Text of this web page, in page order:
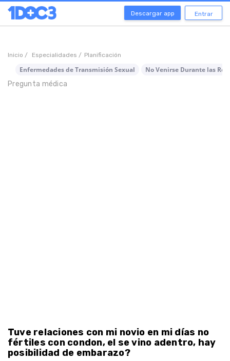
Descargar app Entrar
Inicio / Especialidades / Planificación
Enfermedades de Transmisión Sexual
No Venirse Durante las
Pregunta médica
Tuve relaciones con mi novio en mi días no
fértiles con condon, el se vino adentro, hay
posibilidad de embarazo?